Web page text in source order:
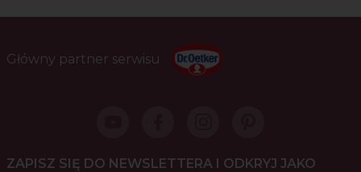
Główny partner serwisu
ZAPISZ SIĘ DO NEWSLETTERA I ODKRYJ JAKO